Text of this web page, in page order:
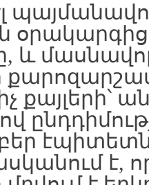
օրակարգից
և
քայլերի՝
է,